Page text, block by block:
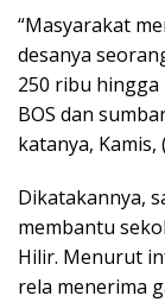
“Masyarakat
desanya
250 ribu hingga
BOS dan
katanya, Kamis,
Dikatakannya,
membantu
Hilir. Menurut
rela menerima